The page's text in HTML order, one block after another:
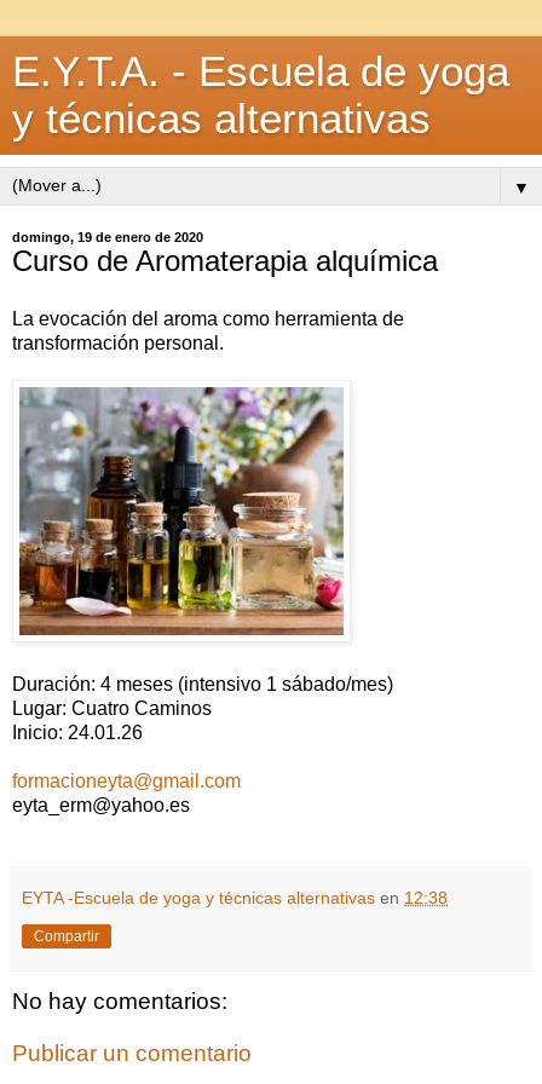
E.Y.T.A. - Escuela de yoga
y técnicas alternativas
▼
domingo, 19 de enero de 2020
Curso de Aromaterapia alquímica
La evocación del aroma como herramienta de
transformación personal.
Duración: 4 meses (intensivo 1 sábado/mes)
Lugar: Cuatro Caminos
Inicio: 24.01.26
formacioneyta@gmail.com
eyta_erm@yahoo.es
EYTA -Escuela de yoga y técnicas alternativas en 12:38
Compartir
No hay comentarios:
Publicar un comentario